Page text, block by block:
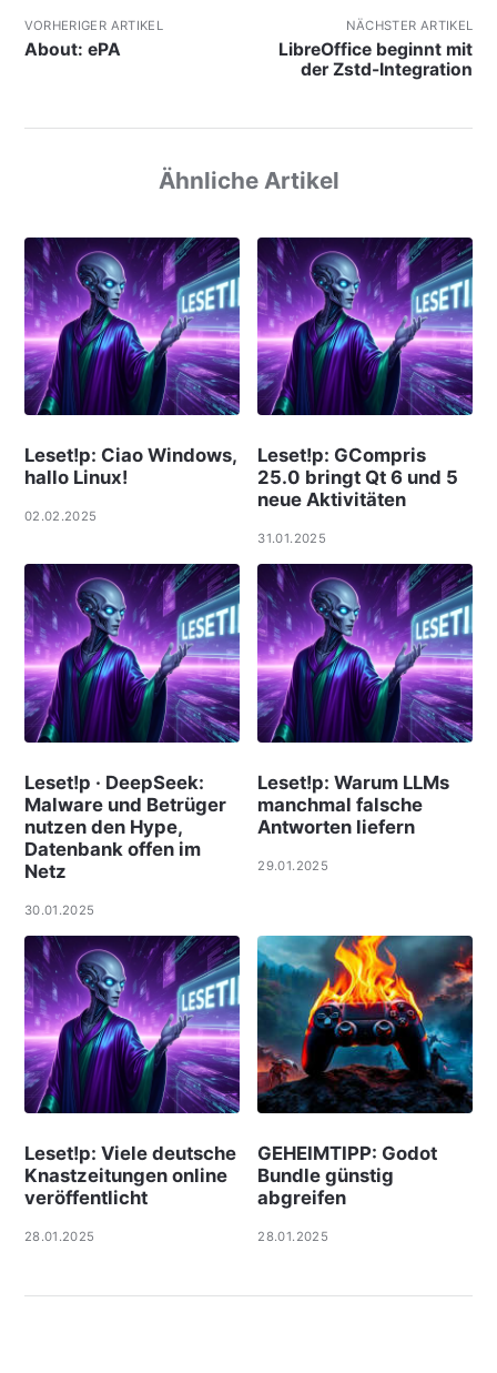
VORHERIGER ARTIKEL
About: ePA
NÄCHSTER ARTIKEL
LibreOffice beginnt mit
der Zstd-Integration
Ähnliche Artikel
Leset!p: Ciao Windows,
hallo Linux!
02.02.2025
Leset!p: GCompris
25.0 bringt Qt 6 und 5
neue Aktivitäten
31.01.2025
Leset!p · DeepSeek:
Malware und Betrüger
nutzen den Hype,
Datenbank offen im
Netz
30.01.2025
Leset!p: Warum LLMs
manchmal falsche
Antworten liefern
29.01.2025
Leset!p: Viele deut­sche
Knast­zei­tungen online
ver­öf­f­ent­licht
28.01.2025
GEHEIMTIPP: Godot
Bundle günstig
abgreifen
28.01.2025